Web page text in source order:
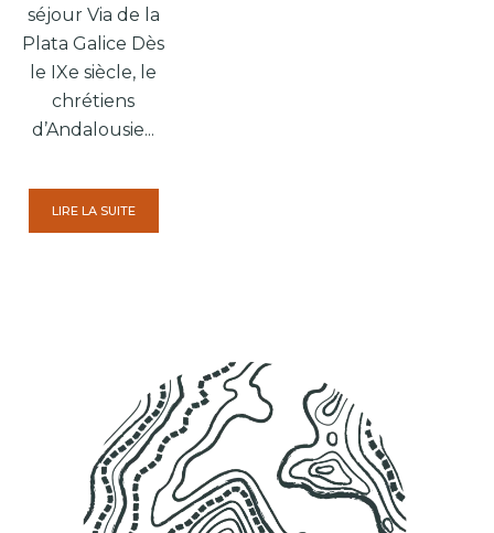
séjour Via de la
Plata Galice Dès
le IXe siècle, le
chrétiens
d’Andalousie...
LIRE LA SUITE